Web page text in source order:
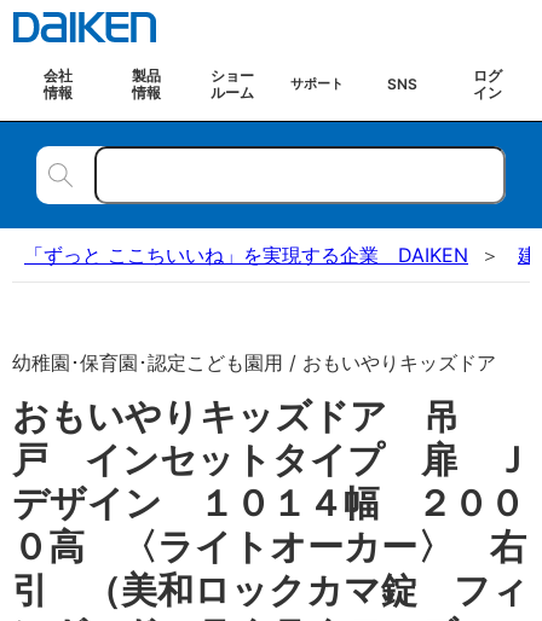
会社
情報
製品
情報
ショー
ルーム
サポート SNS
ログ
イン
「ずっと ここちいいね」を実現する企業 DAIKEN 建
幼稚園･保育園･認定こども園用 / おもいやりキッズドア
おもいやりキッズドア 吊
戸 インセットタイプ 扉 Ｊ
デザイン １０１４幅 ２００
０高 〈ライトオーカー〉 右
引 （美和ロックカマ錠 フィ